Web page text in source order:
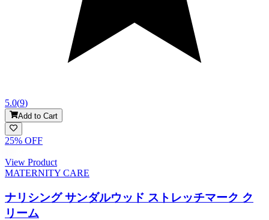
5.0(9)
Add to Cart
25% OFF
View Product
MATERNITY CARE
ナリシング サンダルウッド ストレッチマーク ク
リーム